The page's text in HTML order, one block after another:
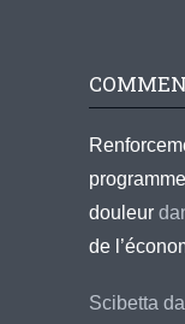
douleur
de
Scibetta